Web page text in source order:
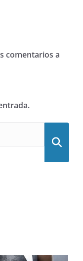
comentarios a